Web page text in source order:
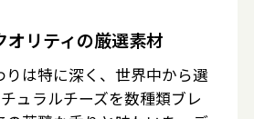
オリティの厳選素材
りは特に深く、世界中から選
ュラルチーズを数種類ブレ